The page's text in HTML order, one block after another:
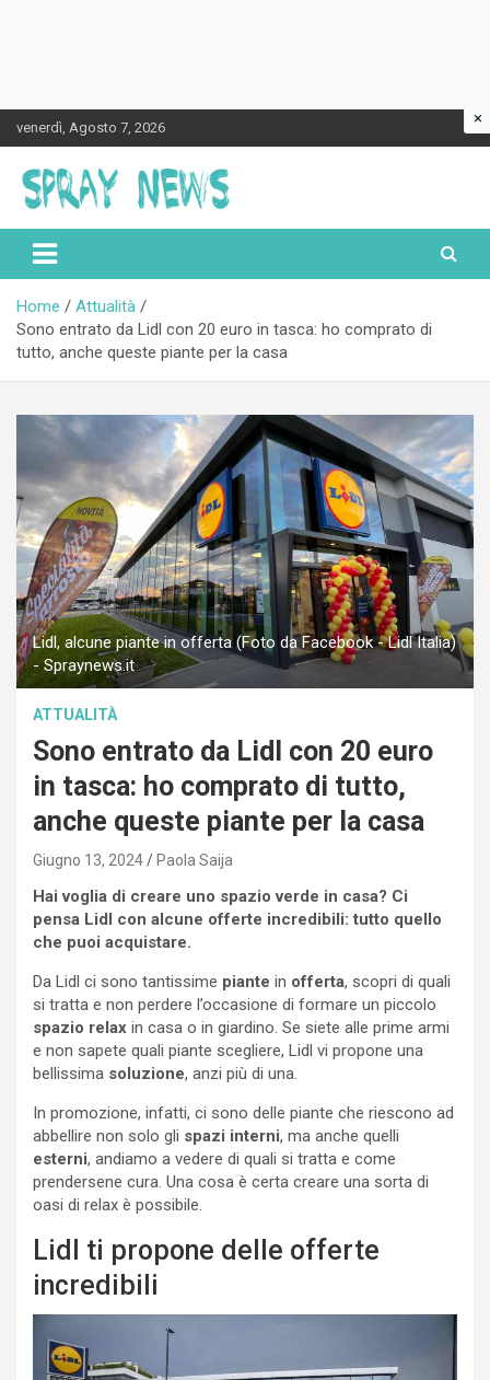
to
content
venerdì, Agosto 7, 2026
Spraynews.it
Home
Attualità
Sono entrato da Lidl con 20 euro in tasca: ho comprato di
tutto, anche queste piante per la casa
Lidl, alcune piante in offerta (Foto da Facebook - Lidl Italia)
- Spraynews.it
ATTUALITÀ
Sono entrato da Lidl con 20 euro
in tasca: ho comprato di tutto,
anche queste piante per la casa
Giugno 13, 2024 Paola Saija
Hai voglia di creare uno spazio verde in casa? Ci
pensa Lidl con alcune offerte incredibili: tutto quello
che puoi acquistare.
Da Lidl ci sono tantissime piante in offerta, scopri di quali
si tratta e non perdere l’occasione di formare un piccolo
spazio relax in casa o in giardino. Se siete alle prime armi
e non sapete quali piante scegliere, Lidl vi propone una
bellissima soluzione, anzi più di una.
In promozione, infatti, ci sono delle piante che riescono ad
abbellire non solo gli spazi interni, ma anche quelli
esterni, andiamo a vedere di quali si tratta e come
prendersene cura. Una cosa è certa creare una sorta di
oasi di relax è possibile.
Lidl ti propone delle offerte
incredibili
×